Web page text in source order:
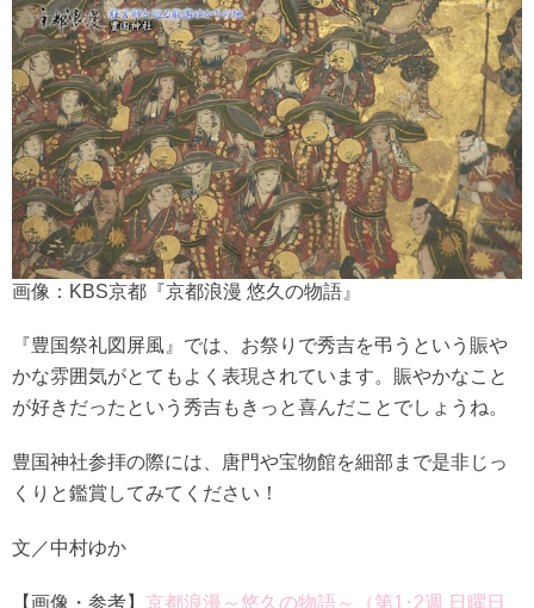
画像：KBS京都『京都浪漫 悠久の物語』
『豊国祭礼図屏風』では、お祭りで秀吉を弔うという賑や
かな雰囲気がとてもよく表現されています。賑やかなこと
が好きだったという秀吉もきっと喜んだことでしょうね。
豊国神社参拝の際には、唐門や宝物館を細部まで是非じっ
くりと鑑賞してみてください！
文／中村ゆか
【画像・参考】 京都浪漫～悠久の物語～（第1･2週 日曜日